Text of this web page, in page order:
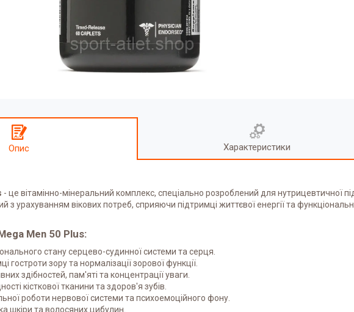
Опис Характеристики
- це вітамінно-мінеральний комплекс, спеціально розроблений для нутрицевтичної
з урахуванням вікових потреб, сприяючи підтримці життєвої енергії та
Men 50 Plus:
стану серцево-судинної системи та серця.
гостроти зору та нормалізації зорової функції.
здібностей, пам'яті та концентрації уваги.
кісткової тканини та здоров'я зубів.
роботи нервової системи та психоемоційного фону.
шкіри та волосяних цибулин.